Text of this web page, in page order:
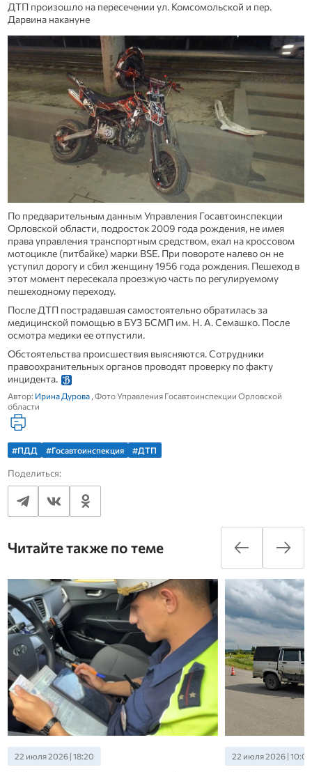
ДТП произошло на пересечении ул. Комсомольской и пер.
Дарвина накануне
По предварительным данным Управления Госавтоинспекции
Орловской области, подросток 2009 года рождения, не имея
права управления транспортным средством, ехал на кроссовом
мотоцикле (питбайке) марки BSE. При повороте налево он не
уступил дорогу и сбил женщину 1956 года рождения. Пешеход в
этот момент пересекала проезжую часть по регулируемому
пешеходному переходу.
После ДТП пострадавшая самостоятельно обратилась за
медицинской помощью в БУЗ БСМП им. Н. А. Семашко. После
осмотра медики ее отпустили.
Обстоятельства происшествия выясняются. Сотрудники
правоохранительных органов проводят проверку по факту
инцидента.
Автор: Ирина Дурова, Фото Управления Госавтоинспекции Орловской
области
#ПДД #Госавтоинспекция #ДТП
Поделиться:
Читайте также по теме
22 июля 2026 | 18:20 22 июля 2026 | 10:00